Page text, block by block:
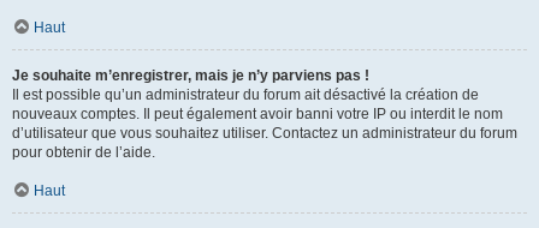
Haut
Je souhaite m’enregistrer, mais je n’y parviens pas !
Il est possible qu’un administrateur du forum ait désactivé la création de
nouveaux comptes. Il peut également avoir banni votre IP ou interdit le nom
d’utilisateur que vous souhaitez utiliser. Contactez un administrateur du forum
pour obtenir de l’aide.
Haut